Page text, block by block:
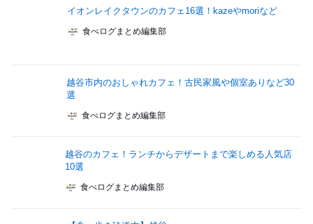
イオンレイクタウンのカフェ16選！kazeやmoriなど
食べログまとめ編集部
越谷市内のおしゃれカフェ！古民家風や個室ありなど30
選
食べログまとめ編集部
越谷のカフェ！ランチからデザートまで楽しめる人気店
10選
食べログまとめ編集部